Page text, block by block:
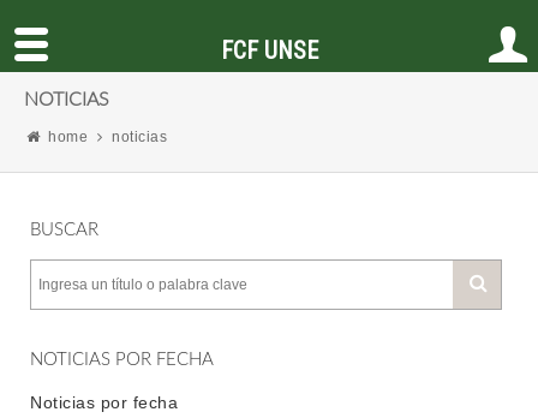
NOTICIAS
home noticias
BUSCAR
NOTICIAS POR FECHA
Noticias por fecha
FCF UNSE